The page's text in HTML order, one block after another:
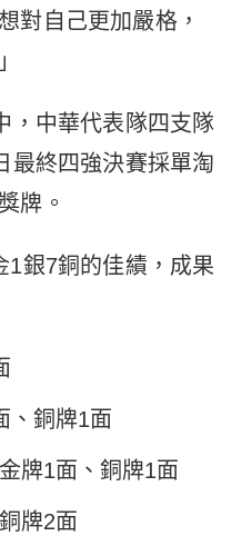
對自己更加嚴格，
，中華代表隊四支隊
最終四強決賽採單淘
牌。
1銀7銅的佳績，成果
、銅牌1面
牌1面、銅牌1面
牌2面